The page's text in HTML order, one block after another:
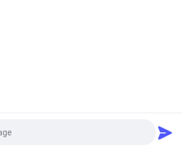
Quote request suatu